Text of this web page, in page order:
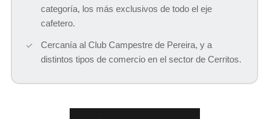
categoría, los más exclusivos de todo el eje
cafetero.
Cercanía al Club Campestre de Pereira, y a
distintos tipos de comercio en el sector de Cerritos.